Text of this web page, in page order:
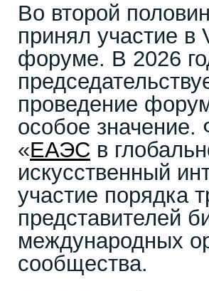
Во второй
принял участие в
форуме. В 2026
проведение
особое
«ЕАЭС в
искусственный
участие порядка
представителей
международных
сообщества.